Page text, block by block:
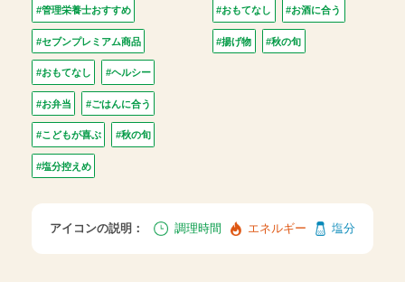
#管理栄養士おすすめ
#セブンプレミアム商品
#おもてなし #ヘルシー
#お弁当 #ごはんに合う
#こどもが喜ぶ #秋の旬
#塩分控えめ
#おもてなし #お酒に合う
#揚げ物 #秋の旬
アイコンの説明： 調理時間 エネルギー 塩分